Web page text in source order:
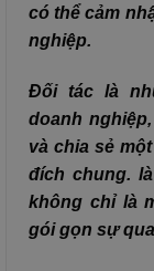
có thể cảm
nghiệp.
Đối tác là
doanh
và chia sẻ
đích chung.
không chỉ là
gói gọn sự